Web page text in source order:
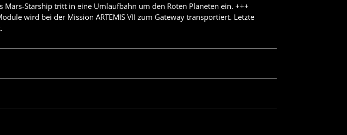
Starship tritt in eine Umlaufbahn um den Roten Planeten ein. +++
wird bei der Mission ARTEMIS VII zum Gateway transportiert. Letzte